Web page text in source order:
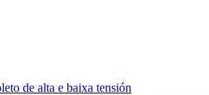
de alta e baixa tensión